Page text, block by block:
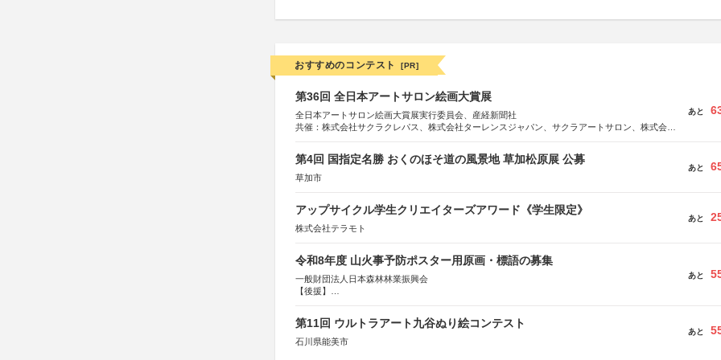
おすすめのコンテスト [PR]
第36回 全日本アートサロン絵画大賞展
全日本アートサロン絵画大賞展実行委員会、産経新聞社
共催：株式会社サクラクレパス、株式会社ターレンスジャパン、サクラアートサロン、株式会社
あと
第4回 国指定名勝 おくのほそ道の風景地 草加松原展 公募
草加市
あと
アップサイクル学生クリエイターズアワード《学生限定》
株式会社テラモト
あと
令和8年度 山火事予防ポスター用原画・標語の募集
一般財団法人日本森林林業振興会
【後援】
あと
第11回 ウルトラアート九谷ぬり絵コンテスト
石川県能美市
あと